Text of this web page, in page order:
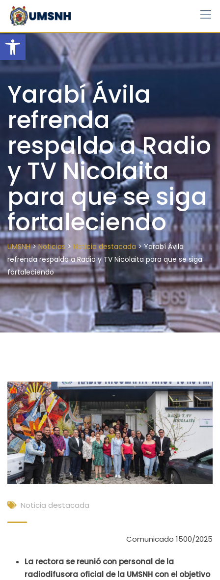
Open toolbar
Skip
content
Yarabí Ávila
refrenda
respaldo a Radio
y TV Nicolaita
para que se siga
fortaleciendo
UMSNH>Noticias > Noticia destacada>Yarabí Ávila
refrenda respaldo a Radio y TV Nicolaita para que se siga
fortaleciendo
Noticia destacada
Comunicado 1500/2025
La rectora se reunió con personal de la
radiodifusora oficial de la UMSNH con el objetivo